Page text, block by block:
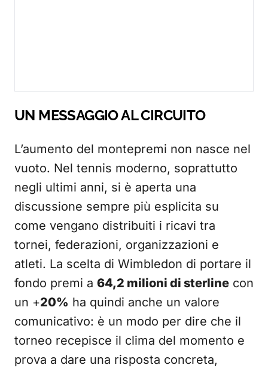
UN MESSAGGIO AL CIRCUITO
L’aumento del montepremi non nasce nel
vuoto. Nel tennis moderno, soprattutto
negli ultimi anni, si è aperta una
discussione sempre più esplicita su
come vengano distribuiti i ricavi tra
tornei, federazioni, organizzazioni e
atleti. La scelta di Wimbledon di portare il
fondo premi a 64,2 milioni di sterline con
un +20% ha quindi anche un valore
comunicativo: è un modo per dire che il
torneo recepisce il clima del momento e
prova a dare una risposta concreta,